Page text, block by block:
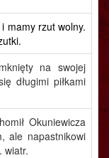
mamy rzut wolny.
na swojej
długimi piłkami
Okuniewicza
ale napastnikowi
wiatr.